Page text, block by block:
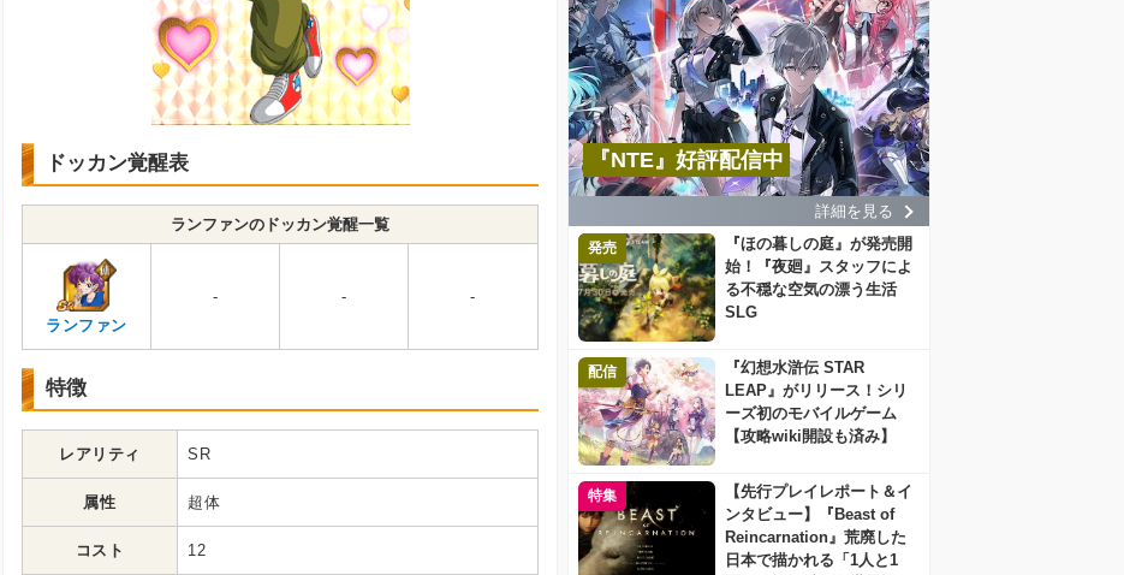
ドッカン覚醒表
ランファンのドッカン覚醒一覧
ランファン
- - -
特徴
レアリティ SR
属性 超体
コスト 12
『NTE』好評配信中
詳細を見る
発売
『ほの暮しの庭』が発売開
始！『夜廻』スタッフによ
る不穏な空気の漂う生活
SLG
配信
『幻想水滸伝 STAR
LEAP』がリリース！シリ
ーズ初のモバイルゲーム
【攻略wiki開設も済み】
特集
【先行プレイレポート＆イ
ンタビュー】『Beast of
Reincarnation』荒廃した
日本で描かれる「1人と1